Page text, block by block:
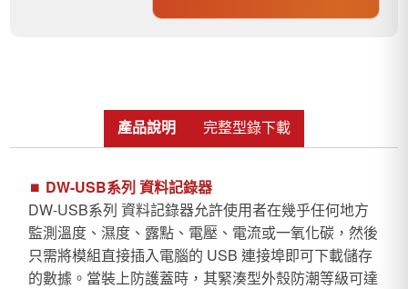
產品說明 完整型錄下載
⏹︎ DW-USB系列 資料記錄器
DW-USB系列 資料記錄器允許使用者在幾乎任何地方
監測溫度、濕度、露點、電壓、電流或一氧化碳，然後
只需將模組直接插入電腦的 USB 連接埠即可下載儲存
的數據。當裝上防護蓋時，其緊湊型外殼防潮等級可達